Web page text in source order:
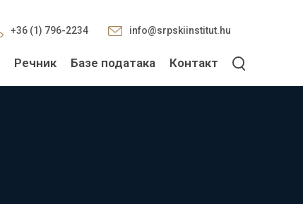
+36 (1) 796-2234 info@srpskiinstitut.hu
Речник Базе података Контакт